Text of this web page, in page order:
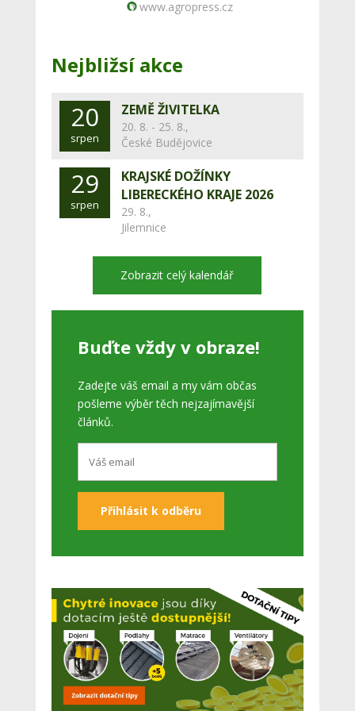
www.agropress.cz
Nejbližsí akce
20
srpen
ZEMĚ ŽIVITELKA
20. 8. - 25. 8.,
České Budějovice
29
srpen
KRAJSKÉ DOŽÍNKY
LIBERECKÉHO KRAJE 2026
29. 8.,
Jilemnice
Zobrazit celý kalendář
Buďte vždy v obraze!
Zadejte váš email a my vám občas
pošleme výběr těch nejzajímavější
článků.